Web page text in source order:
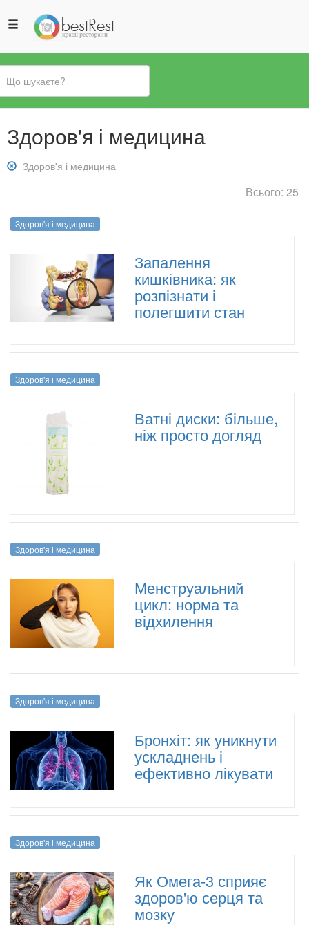
Ви
є
тут
Здоров'я і медицина
Зняти
фільтр:
медицина
Здоров'я і медицина
Всього: 25
Здоров'я і медицина
Запалення
кишківника: як
розпізнати і
полегшити стан
Здоров'я і медицина
Ватні диски: більше,
ніж просто догляд
Здоров'я і медицина
Менструальний
цикл: норма та
відхилення
Здоров'я і медицина
Бронхіт: як уникнути
ускладнень і
ефективно лікувати
Здоров'я і медицина
Як Омега-3 сприяє
здоров'ю серця та
мозку